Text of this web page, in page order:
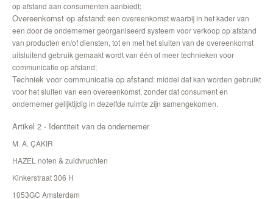
op afstand aan consumenten aanbiedt;
Overeenkomst op afstand: een overeenkomst waarbij in het kader van
een door de ondernemer georganiseerd systeem voor verkoop op afstand
van producten en/of diensten, tot en met het sluiten van de overeenkomst
uitsluitend gebruik gemaakt wordt van één of meer technieken voor
communicatie op afstand;
Techniek voor communicatie op afstand: middel dat kan worden gebruikt
voor het sluiten van een overeenkomst, zonder dat consument en
ondernemer gelijktijdig in dezelfde ruimte zijn samengekomen.
Artikel 2 - Identiteit van de ondernemer
M. A. ÇAKIR
HAZEL noten & zuidvruchten
Kinkerstraat 306 H
1053GC Amsterdam